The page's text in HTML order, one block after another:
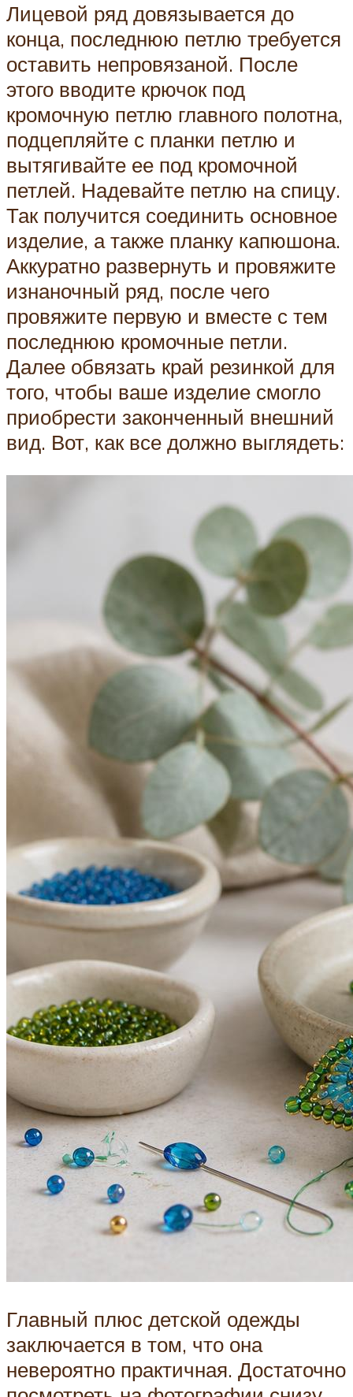
Лицевой ряд довязывается до
конца, последнюю петлю требуется
оставить непровязаной. После
этого вводите крючок под
кромочную петлю главного полотна,
подцепляйте с планки петлю и
вытягивайте ее под кромочной
петлей. Надевайте петлю на спицу.
Так получится соединить основное
изделие, а также планку капюшона.
Аккуратно развернуть и провяжите
изнаночный ряд, после чего
провяжите первую и вместе с тем
последнюю кромочные петли.
Далее обвязать край резинкой для
того, чтобы ваше изделие смогло
приобрести законченный внешний
вид. Вот, как все должно выглядеть:
Главный плюс детской одежды
заключается в том, что она
невероятно практичная. Достаточно